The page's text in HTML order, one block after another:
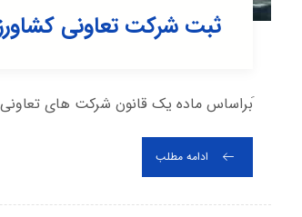
ثبت شرکت تعاونی
َبراساس ماده یک قانون شرکت های
ادامه مطلب